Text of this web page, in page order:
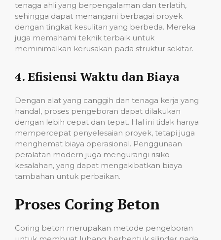
tenaga ahli yang berpengalaman dan terlatih,
sehingga dapat menangani berbagai proyek
dengan tingkat kesulitan yang berbeda. Mereka
juga memahami teknik terbaik untuk
meminimalkan kerusakan pada struktur sekitar.
4. Efisiensi Waktu dan Biaya
Dengan alat yang canggih dan tenaga kerja yang
handal, proses pengeboran dapat dilakukan
dengan lebih cepat dan tepat. Hal ini tidak hanya
mempercepat penyelesaian proyek, tetapi juga
menghemat biaya operasional. Penggunaan
peralatan modern juga mengurangi risiko
kesalahan, yang dapat mengakibatkan biaya
tambahan untuk perbaikan.
Proses Coring Beton
Coring beton merupakan metode pengeboran